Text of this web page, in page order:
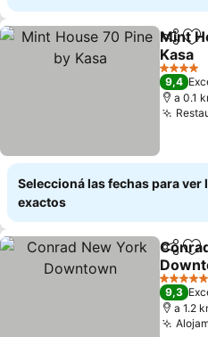
Mint
Kasa
Ver
4 Estrellas
9,4
a 0.1
Seleccioná las fechas para ver
exactos
Ver
5 Estrellas
9,3
a 1.2